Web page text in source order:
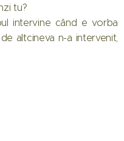
tu?
intervine când e vorba
altcineva n-a intervenit,